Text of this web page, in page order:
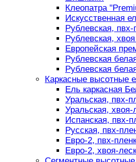
Клеопатра
Искусственная
Рублевская, пвх-
Рублевская,
Европейская
Рублевская
Рублевская
Каркасные высотные
Ель каркасная
Уральская, пвх-
Уральская, хвоя-
Испанская, пвх-
Русская, пвх-
Евро-2, пвх-
Евро-2, хвоя-